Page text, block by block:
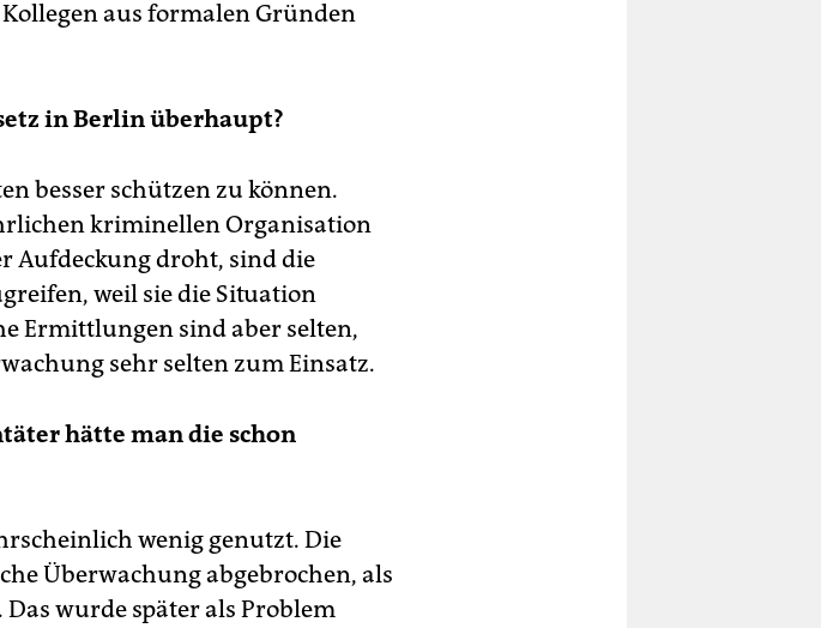
aus formalen Gründen
in Berlin überhaupt?
besser schützen zu können.
kriminellen Organisation
Aufdeckung droht, sind die
weil sie die Situation
Ermittlungen sind aber selten,
sehr selten zum Einsatz.
hätte man die schon
wenig genutzt. Die
Überwachung abgebrochen, als
wurde später als Problem